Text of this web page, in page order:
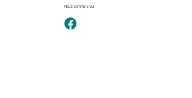
Nous sommes sur